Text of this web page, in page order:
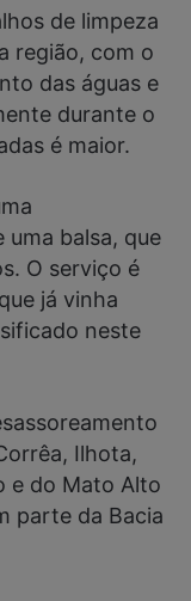
de limpeza
região, com o
das águas e
durante o
é maior.
balsa, que
O serviço é
já vinha
neste
Ilhota,
e do Mato Alto
parte da Bacia